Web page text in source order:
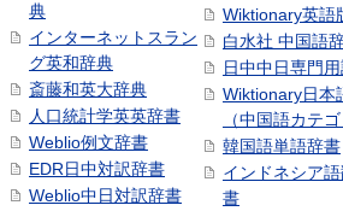
典
インターネットスラン
グ英和辞典
斎藤和英大辞典
人口統計学英英辞書
Weblio例文辞書
EDR日中対訳辞書
Weblio中日対訳辞書
Wiktionary英語
白水社 中国語
日中中日専門
Wiktionary日本
（中国語カテ
韓国語単語辞書
インドネシア
書